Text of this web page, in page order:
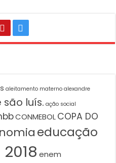
aleitamento materno alexandre
luís. ação social
CONMEBOLCOPA DO
educação
enem